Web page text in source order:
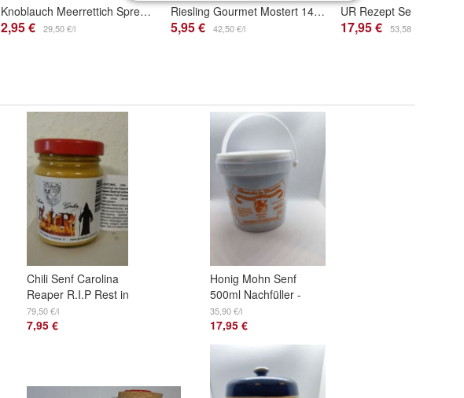
Knoblauch Meerrettich Spreewald 100g
2,95 € 29,50 €/l
Riesling Gourmet Mostert 140ml Senf
5,95 € 42,50 €/l 17,95 € 53,58 €/l
Chili Senf Carolina
Reaper R.I.P Rest in
Peace - sehr sehr
sehr scharf
79,50 €/l
7,95 €
Honig Mohn Senf
500ml Nachfüller -
Eimerchen
Monschau montjoie
35,90 €/l
17,95 €